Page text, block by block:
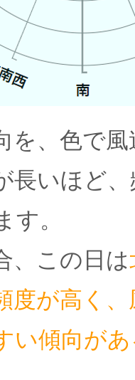
を、色で
長いほど
す。
、この日は
度が高く
い傾向が